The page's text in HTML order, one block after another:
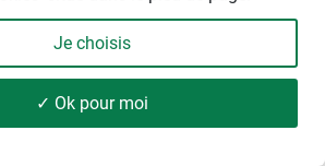
Informations légales
Mentions légales
des données personnelles
Je choisis
✓ Ok pour moi